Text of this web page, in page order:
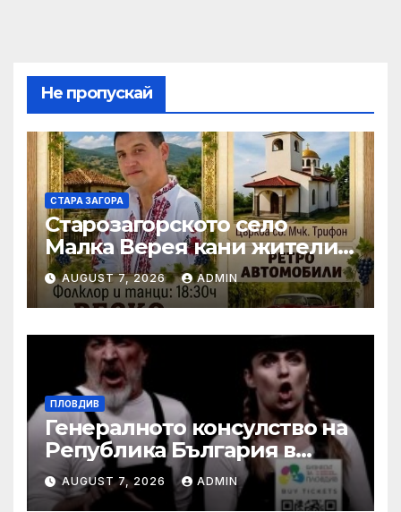
Не пропускай
СТАРА ЗАГОРА
Старозагорското село
Малка Верея кани жители
и гости на традиционния
си събор
AUGUST 7, 2026 ADMIN
ПЛОВДИВ
Генералното консулство на
Република България в
Единбург посрещна екипа
на Театър „Хенд“ преди
AUGUST 7, 2026 ADMIN